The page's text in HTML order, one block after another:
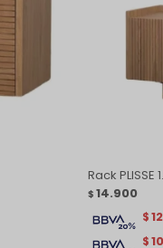
Rack
$ 14.900
$
$